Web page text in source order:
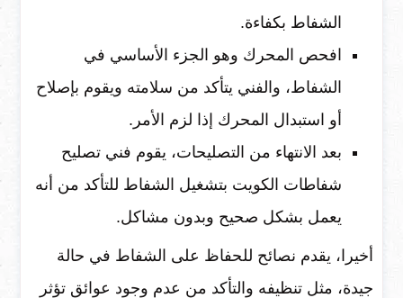
الشفاط بكفاءة.
افحص المحرك وهو الجزء الأساسي في
الشفاط، والفني يتأكد من سلامته ويقوم بإصلاح
أو استبدال المحرك إذا لزم الأمر.
بعد الانتهاء من التصليحات، يقوم فني تصليح
شفاطات الكويت بتشغيل الشفاط للتأكد من أنه
يعمل بشكل صحيح وبدون مشاكل.
أخيرا، يقدم نصائح للحفاظ على الشفاط في حالة
جيدة، مثل تنظيفه والتأكد من عدم وجود عوائق تؤثر